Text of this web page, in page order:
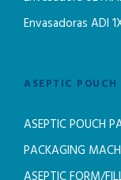
Envasadoras ADI
ASEPTIC
ASEPTIC POUCH
PACKAGING